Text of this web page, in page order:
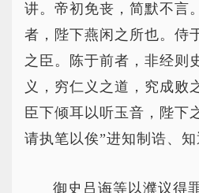
讲。帝初免丧，简默不言
者，陛下燕闲之所也。侍
之臣。陈于前者，非经则
义，穷仁义之道，究成败
臣下倾耳以听玉音，陛下
请执笔以俟”进知制诰、知
御史吕诲等以濮议得